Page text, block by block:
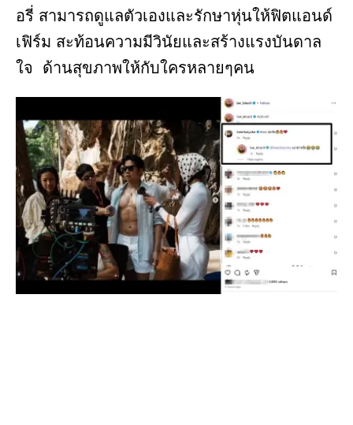
อรี่ สามารถดูแลตัวเองและรักษาหุ่นให้ฟิตแอนด์
เฟิร์ม สะท้อนความมีวินัยและสร้างแรงบันดาล
ใจ ด้านสุขภาพให้กับใครหลายๆคน